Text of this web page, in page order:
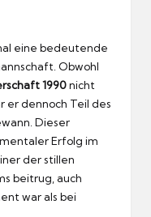
eine bedeutende
Obwohl
1990nicht
er dennoch Teil des
Dieser
Erfolg im
der stillen
beitrug, auch
war als bei